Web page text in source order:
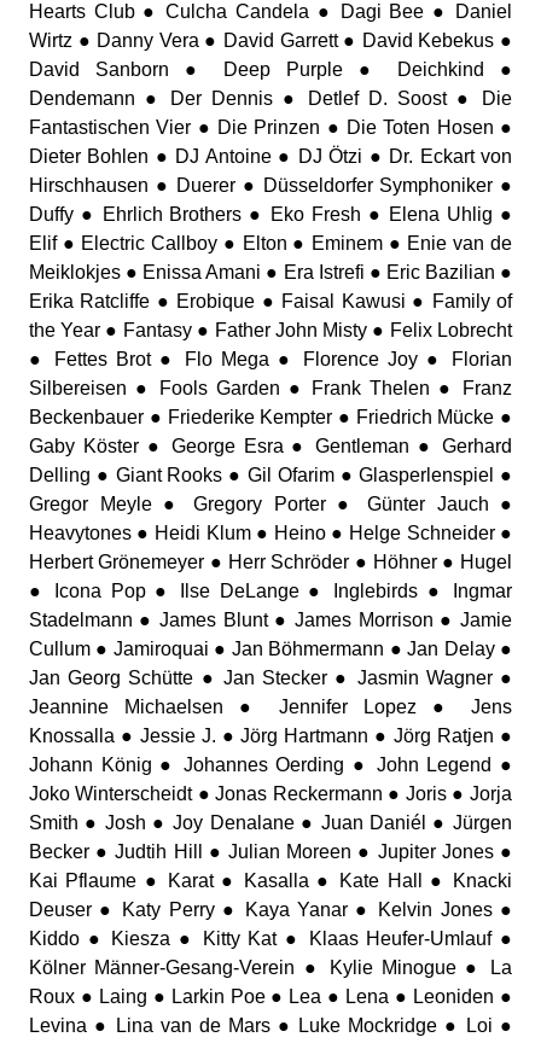
Hearts Club ● Culcha Candela ● Dagi Bee ● Daniel
Wirtz ● Danny Vera ● David Garrett ● David Kebekus ●
David Sanborn ● Deep Purple ● Deichkind ●
Dendemann ● Der Dennis ● Detlef D. Soost ● Die
Fantastischen Vier ● Die Prinzen ● Die Toten Hosen ●
Dieter Bohlen ● DJ Antoine ● DJ Ötzi ● Dr. Eckart von
Hirschhausen ● Duerer ● Düsseldorfer Symphoniker ●
Duffy ● Ehrlich Brothers ● Eko Fresh ● Elena Uhlig ●
Elif ● Electric Callboy ● Elton ● Eminem ● Enie van de
Meiklokjes ● Enissa Amani ● Era Istrefi ● Eric Bazilian ●
Erika Ratcliffe ● Erobique ● Faisal Kawusi ● Family of
the Year ● Fantasy ● Father John Misty ● Felix Lobrecht
● Fettes Brot ● Flo Mega ● Florence Joy ● Florian
Silbereisen ● Fools Garden ● Frank Thelen ● Franz
Beckenbauer ● Friederike Kempter ● Friedrich Mücke ●
Gaby Köster ● George Esra ● Gentleman ● Gerhard
Delling ● Giant Rooks ● Gil Ofarim ● Glasperlenspiel ●
Gregor Meyle ● Gregory Porter ● Günter Jauch ●
Heavytones ● Heidi Klum ● Heino ● Helge Schneider ●
Herbert Grönemeyer ● Herr Schröder ● Höhner ● Hugel
● Icona Pop ● Ilse DeLange ● Inglebirds ● Ingmar
Stadelmann ● James Blunt ● James Morrison ● Jamie
Cullum ● Jamiroquai ● Jan Böhmermann ● Jan Delay ●
Jan Georg Schütte ● Jan Stecker ● Jasmin Wagner ●
Jeannine Michaelsen ● Jennifer Lopez ● Jens
Knossalla ● Jessie J. ● Jörg Hartmann ● Jörg Ratjen ●
Johann König ● Johannes Oerding ● John Legend ●
Joko Winterscheidt ● Jonas Reckermann ● Joris ● Jorja
Smith ● Josh ● Joy Denalane ● Juan Daniél ● Jürgen
Becker ● Judtih Hill ● Julian Moreen ● Jupiter Jones ●
Kai Pflaume ● Karat ● Kasalla ● Kate Hall ● Knacki
Deuser ● Katy Perry ● Kaya Yanar ● Kelvin Jones ●
Kiddo ● Kiesza ● Kitty Kat ● Klaas Heufer-Umlauf ●
Kölner Männer-Gesang-Verein ● Kylie Minogue ● La
Roux ● Laing ● Larkin Poe ● Lea ● Lena ● Leoniden ●
Levina ● Lina van de Mars ● Luke Mockridge ● Loi ●